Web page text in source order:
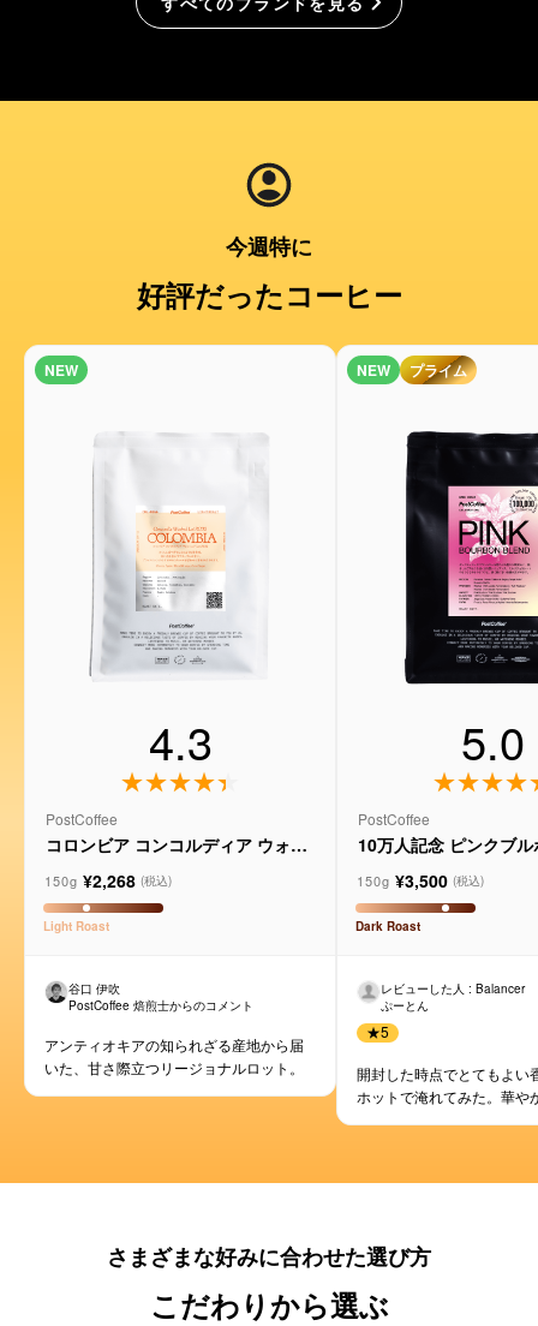
今週特に
好評だったコーヒー
NEW
4.3
PostCoffee
コロンビア コンコルディア ウォッ
150g ¥2,268 (税込)
Light Roast
谷口 伊吹
PostCoffee 焙煎士からのコメント
アンティオキアの知られざる産地から届
いた、甘さ際立つリージョナルロット。
NEW プライム
5.0
PostCoffee
10万人記念 ピンクブ
150g ¥3,500 (税込)
Dark Roast
レビューした人 : Balancer
ぷーとん
★5
開封した時点でとてもよい
ホットで淹れてみた。華や
さまざまな好みに合わせた選び方
こだわりから選ぶ